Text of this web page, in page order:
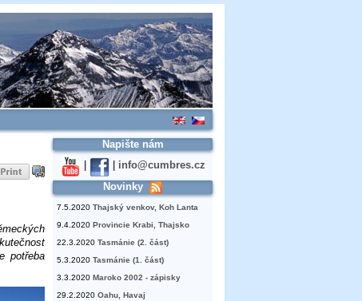
potřeba
Napište nám
info@cumbres.cz
Novinky
7.5.2020 Thajský venkov, Koh Lanta
9.4.2020 Provincie Krabi, Thajsko
22.3.2020 Tasmánie (2. část)
5.3.2020 Tasmánie (1. část)
3.3.2020 Maroko 2002 - zápisky
29.2.2020 Oahu, Havaj